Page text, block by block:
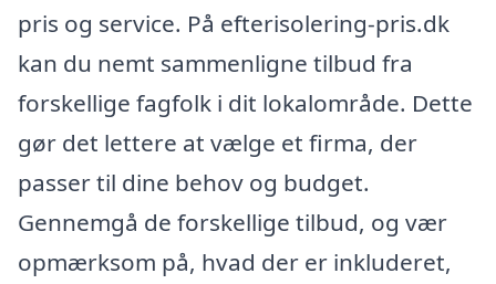
pris og service. På efterisolering-pris.dk
kan du nemt sammenligne tilbud fra
forskellige fagfolk i dit lokalområde. Dette
gør det lettere at vælge et firma, der
passer til dine behov og budget.
Gennemgå de forskellige tilbud, og vær
opmærksom på, hvad der er inkluderet,